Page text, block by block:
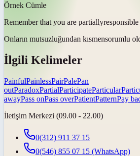
Örnek Cümle
Remember that you are partially
Onların mutsuzluğundan kısmensorumlu
İlgili Kelimeler
PainfulPainlessPairPalePan
outParadoxPartialParticipateParticular
awayPass onPass overPatientPatternPay
İletişim Merkezi (09.00 - 22.00)
0(312) 911 37 15
0(546) 855 07 15 (WhatsApp)